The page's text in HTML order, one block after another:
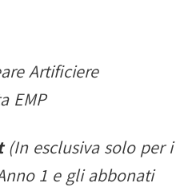
Artificiere
EMP
(In esclusiva solo per i
1 e gli abbonati